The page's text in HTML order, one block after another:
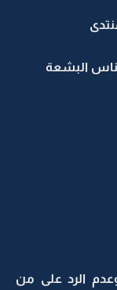
البشعة
الرد على من